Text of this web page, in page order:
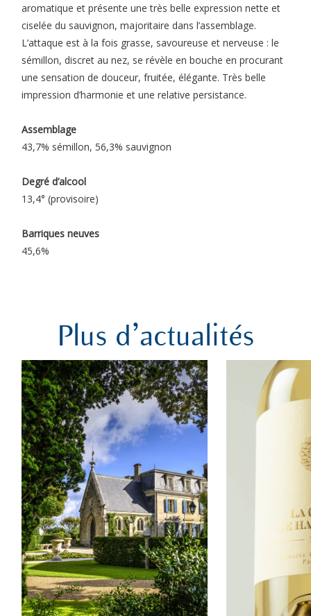
aromatiqueet présente une très belle expression nette et
ciselée du sauvignon,majoritaire dans l’assemblage.
L’attaque est à la fois grasse, savoureuseet nerveuse : le
sémillon, discret au nez, se révèle en bouche en procurant
une sensation de douceur, fruitée, élégante. Très belle
impressiond’harmonie et une relative persistance.
Assemblage
43,7% sémillon, 56,3% sauvignon
Degré d’alcool
13,4° (provisoire)
Barriques neuves
45,6%
Plus d’actualités